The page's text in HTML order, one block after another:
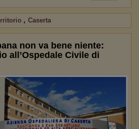
, Caserta
non va bene niente:
all’Ospedale Civile di